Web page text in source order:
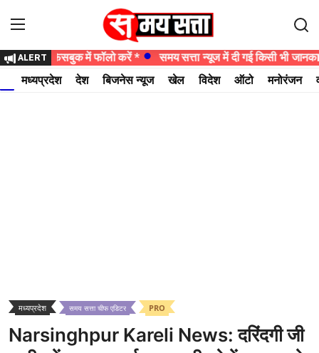
Login Register
ऑटो
मनोरंजन
ALERT
न्यूज को फेसबुक में फॉलो करें * समय सत्ता न्यूज में दी गई किसी भी
मध्यप्रदेश देश बिजनेस न्यूज खेल विदेश ऑटो मनोरंजन
मध्यप्रदेश समय सत्ता चीफ एडिटर PRO
Narsinghpur Kareli News: दरिंदगी जी